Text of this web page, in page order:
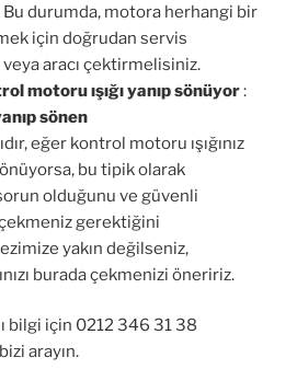
durumda, motora herhangi bir
için doğrudan servis
aracı çektirmelisiniz.
motoru ışığı yanıp sönüyor:
sönen
eğer kontrol motoru ışığınız
bu tipik olarak
olduğunu ve güvenli
gerektiğini
yakın değilseniz,
burada çekmenizi öneririz.
bilgi için 0212 346 31 38
arayın.